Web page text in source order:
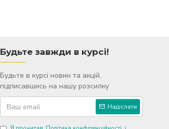
Будьте завжди в курсі!
Будьте в курсі новин та акцій,
підписавшись на нашу розсилку
Надіслати